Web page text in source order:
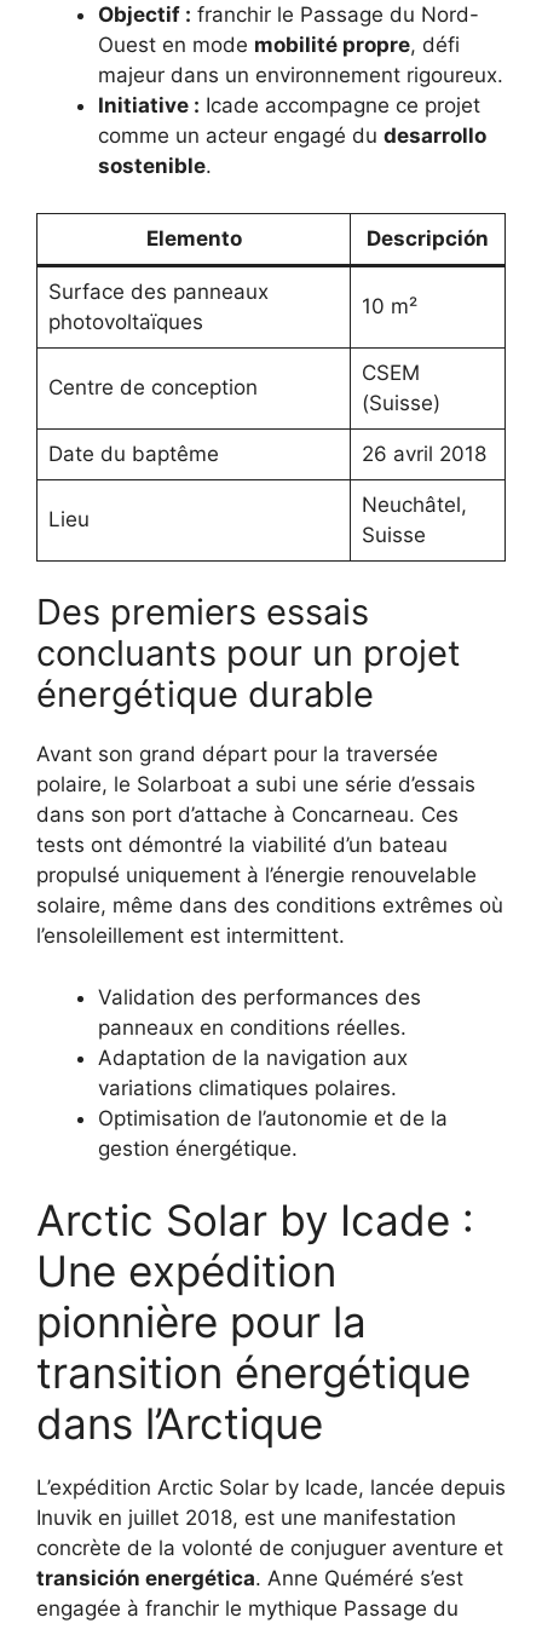
Objectif : franchir le Passage du Nord-
Ouest en mode mobilité propre, défi
majeur dans un environnement rigoureux.
Initiative : Icade accompagne ce projet
comme un acteur engagé du desarrollo
sostenible.
Elemento Descripción
Surface des panneaux
photovoltaïques
10 m²
Centre de conception
CSEM
(Suisse)
Date du baptême 26 avril 2018
Lieu
Neuchâtel,
Suisse
Des premiers essais
concluants pour un projet
énergétique durable
Avant son grand départ pour la traversée
polaire, le Solarboat a subi une série d’essais
dans son port d’attache à Concarneau. Ces
tests ont démontré la viabilité d’un bateau
propulsé uniquement à l’énergie renouvelable
solaire, même dans des conditions extrêmes où
l’ensoleillement est intermittent.
Validation des performances des
panneaux en conditions réelles.
Adaptation de la navigation aux
variations climatiques polaires.
Optimisation de l’autonomie et de la
gestion énergétique.
Arctic Solar by Icade :
Une expédition
pionnière pour la
transition énergétique
dans l’Arctique
L’expédition Arctic Solar by Icade, lancée depuis
Inuvik en juillet 2018, est une manifestation
concrète de la volonté de conjuguer aventure et
transición energética. Anne Quéméré s’est
engagée à franchir le mythique Passage du